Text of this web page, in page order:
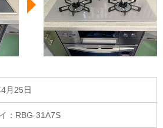
月25日
：RBG-31A7S